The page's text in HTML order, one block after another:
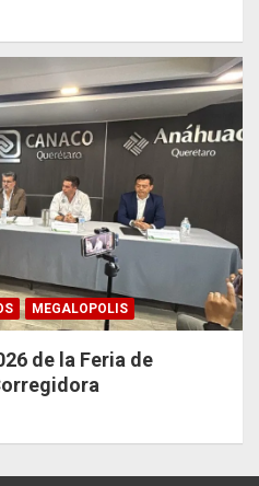
MEGALOPOLIS
de la Feria de